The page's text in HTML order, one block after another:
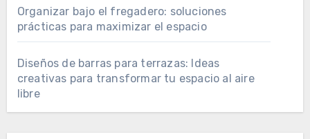
Organizar bajo el fregadero: soluciones
prácticas para maximizar el espacio
Diseños de barras para terrazas: Ideas
creativas para transformar tu espacio al aire
libre